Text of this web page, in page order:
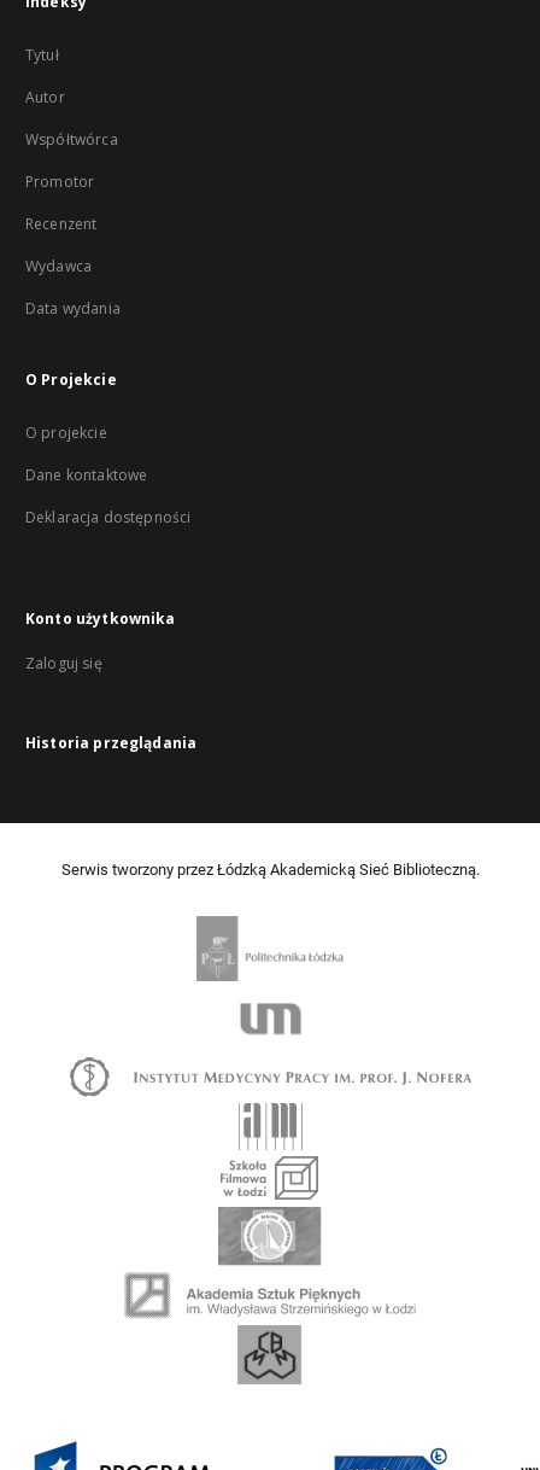
Tytuł
Autor
Współtwórca
Promotor
Recenzent
Wydawca
Data wydania
O Projekcie
O projekcie
Dane kontaktowe
Deklaracja dostępności
Konto użytkownika
Zaloguj się
Historia przeglądania
Serwis tworzony przez Łódzką Akademicką Sieć Biblioteczną.